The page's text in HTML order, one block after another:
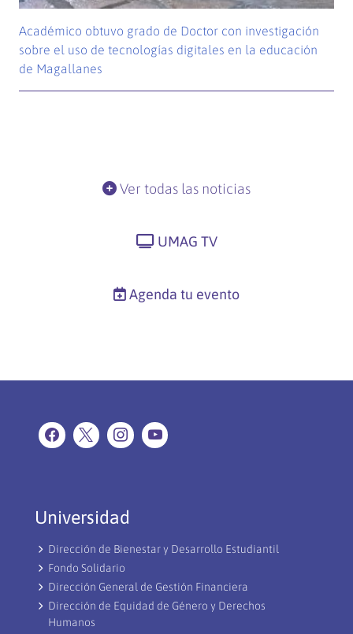
Académico obtuvo grado de Doctor con investigación
sobre el uso de tecnologías digitales en la educación
de Magallanes
Ver todas las noticias
UMAG TV
Agenda tu evento
Universidad
Dirección de Bienestar y Desarrollo Estudiantil
Fondo Solidario
Dirección General de Gestión Financiera
Dirección de Equidad de Género y Derechos
Humanos